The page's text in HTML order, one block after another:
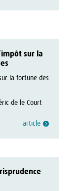
sur la
la fortune des
de le Court
article